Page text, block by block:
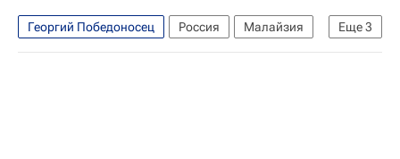
Интервью
Интервью - Авторы
Еще3
Георгий Победоносец Россия
Малайзия
Санкт-Петербург
Владимир Путин